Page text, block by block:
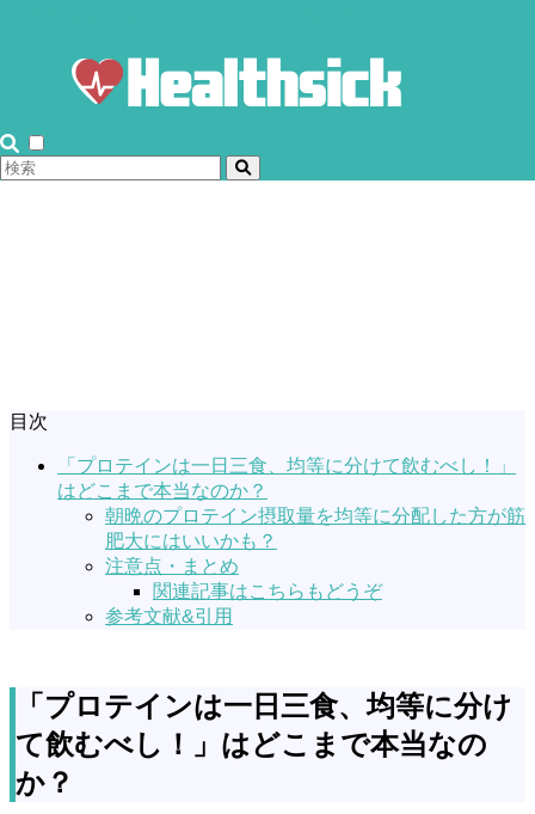
目次
「プロテインは一日三食、均等に分けて飲むべし！」
はどこまで本当なのか？
朝晩のプロテイン摂取量を均等に分配した方が筋
肥大にはいいかも？
注意点・まとめ
関連記事はこちらもどうぞ
参考文献&引用
「プロテインは一日三食、均等に分け
て飲むべし！」はどこまで本当なの
か？